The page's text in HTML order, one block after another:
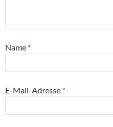
Name *
E-Mail-Adresse *